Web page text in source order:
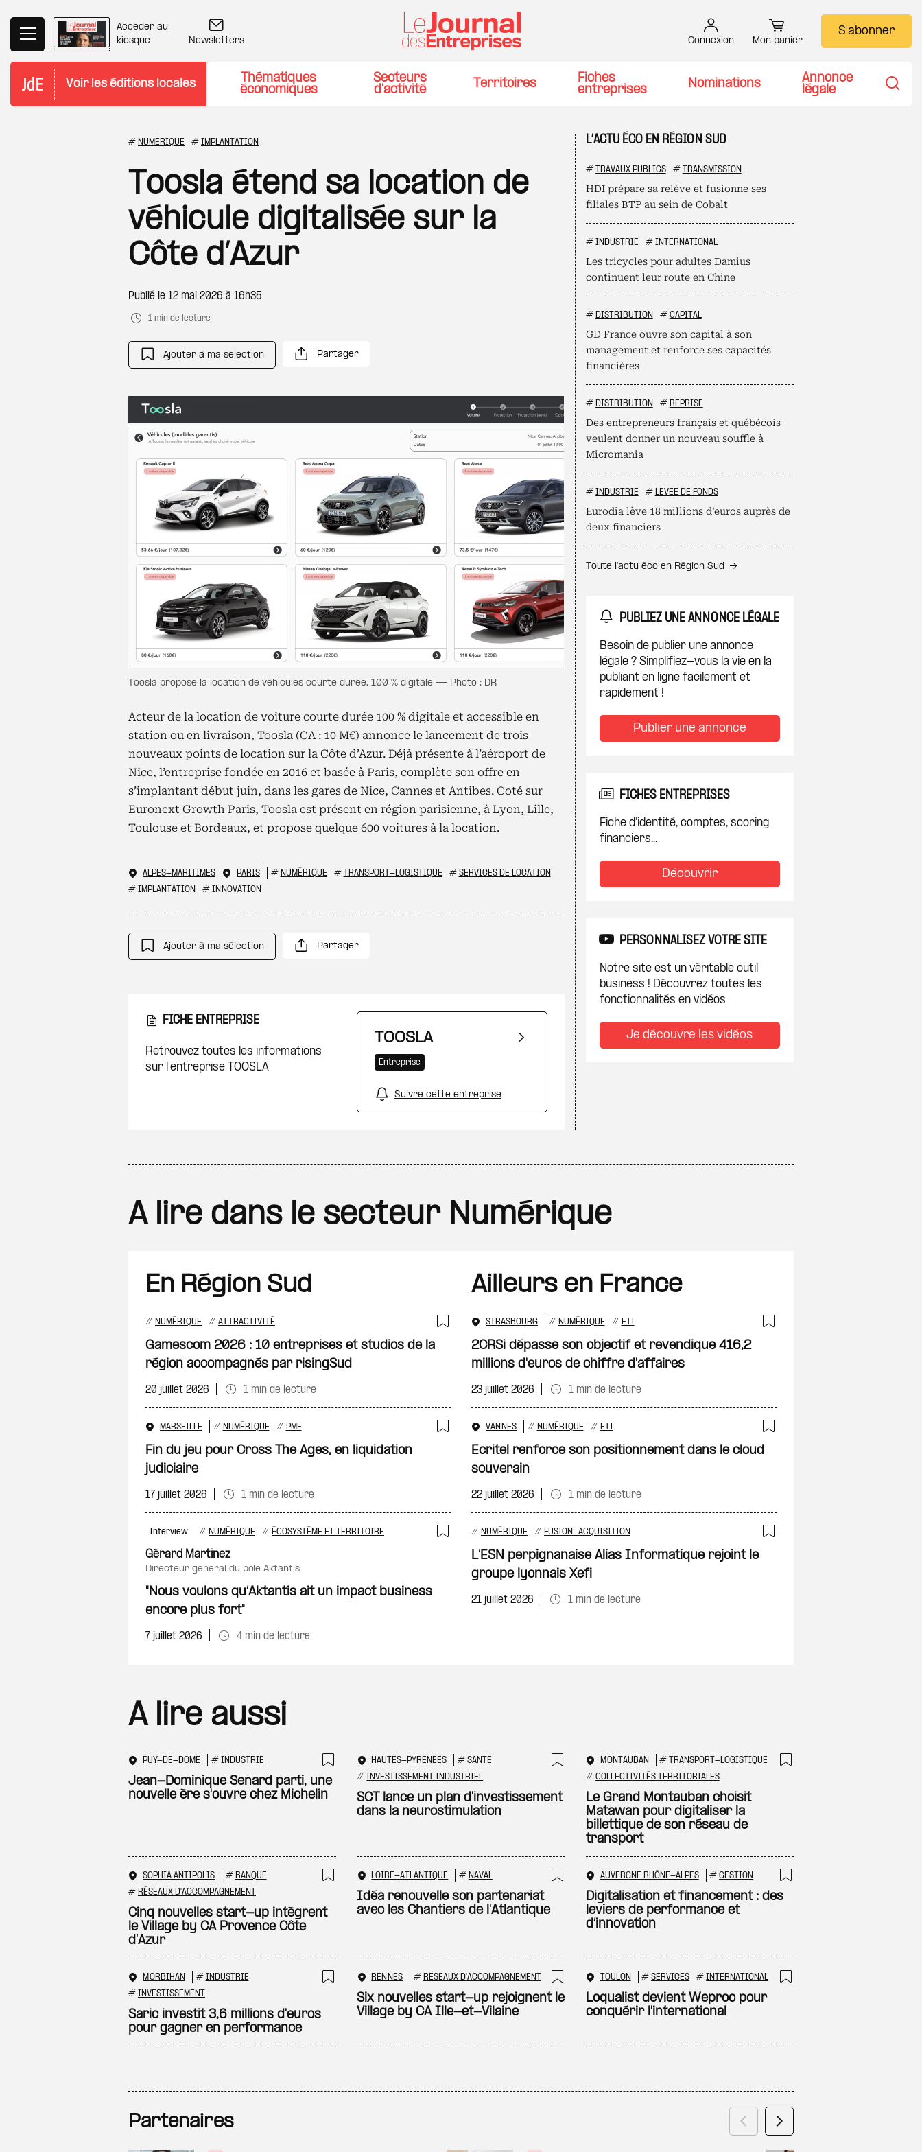
Accéder au
kiosque
Newsletters Connexion Mon panier
S'abonner
Voir les éditions locales
Thématiques
économiques
Secteurs
d'activité
Territoires
Fiches
entreprises
Nominations
Annonce
légale
# NUMÉRIQUE # IMPLANTATION
Toosla étend sa location de
véhicule digitalisée sur la
Côte d’Azur
Publié le 12 mai 2026 à 16h35
1 min de lecture
Ajouter à ma sélection Partager
Toosla propose la location de véhicules courte durée, 100 % digitale — Photo : DR
Acteur de la location de voiture courte durée 100 % digitale et accessible en
station ou en livraison, Toosla (CA : 10 M€) annonce le lancement de trois
nouveaux points de location sur la Côte d’Azur. Déjà présente à l’aéroport de
Nice, l’entreprise fondée en 2016 et basée à Paris, complète son offre en
s’implantant début juin, dans les gares de Nice, Cannes et Antibes. Coté sur
Euronext Growth Paris, Toosla est présent en région parisienne, à Lyon, Lille,
Toulouse et Bordeaux, et propose quelque 600 voitures à la location.
ALPES-MARITIMES PARIS # NUMÉRIQUE # TRANSPORT-LOGISTIQUE # SERVICES DE LOCATION
# IMPLANTATION # INNOVATION
Ajouter à ma sélection Partager
FICHE ENTREPRISE
Retrouvez toutes les informations
sur l’entreprise TOOSLA
TOOSLA
Entreprise
Suivre cette entreprise
L’ACTU ÉCO EN RÉGION SUD
# TRAVAUX PUBLICS # TRANSMISSION
HDI prépare sa relève et fusionne ses
filiales BTP au sein de Cobalt
# INDUSTRIE # INTERNATIONAL
Les tricycles pour adultes Damius
continuent leur route en Chine
# DISTRIBUTION # CAPITAL
GD France ouvre son capital à son
management et renforce ses capacités
financières
# DISTRIBUTION # REPRISE
Des entrepreneurs français et québécois
veulent donner un nouveau souffle à
Micromania
# INDUSTRIE # LEVÉE DE FONDS
Eurodia lève 18 millions d’euros auprès de
deux financiers
Toute l’actu éco en Région Sud
PUBLIEZ UNE ANNONCE LÉGALE
Besoin de publier une annonce
légale ? Simplifiez-vous la vie en la
publiant en ligne facilement et
rapidement !
Publier une annonce
FICHES ENTREPRISES
Fiche d'identité, comptes, scoring
financiers...
Découvrir
PERSONNALISEZ VOTRE SITE
Notre site est un véritable outil
business ! Découvrez toutes les
fonctionnalités en vidéos
Je découvre les vidéos
A lire dans le secteur Numérique
En Région Sud
# NUMÉRIQUE # ATTRACTIVITÉ
Ajouter à ma sélection
Gamescom 2026 : 10 entreprises et studios de la
région accompagnés par risingSud
20 juillet 2026 1 min de lecture
MARSEILLE # NUMÉRIQUE # PME
Ajouter à ma sélection
Fin du jeu pour Cross The Ages, en liquidation
judiciaire
17 juillet 2026 1 min de lecture
Interview # NUMÉRIQUE # ÉCOSYSTÈME ET TERRITOIRE
Ajouter à ma sélection
Gérard Martinez
directeur général du pôle Aktantis
"Nous voulons qu’Aktantis ait un impact business
encore plus fort"
7 juillet 2026 4 min de lecture
Ailleurs en France
STRASBOURG # NUMÉRIQUE # ETI
2CRSi dépasse son objectif et revendique 416,2
millions d'euros de chiffre d'affaires
23 juillet 2026 1 min de lecture
VANNES # NUMÉRIQUE # ETI
Ajouter à ma
Ecritel renforce son positionnement dans le cloud
souverain
22 juillet 2026 1 min de lecture
# NUMÉRIQUE # FUSION-ACQUISITION
L’ESN perpignanaise Alias Informatique rejoint le
groupe lyonnais Xefi
21 juillet 2026 1 min de lecture
A lire aussi
PUY-DE-DÔME # INDUSTRIE
Ajouter à ma sélection
Jean-Dominique Senard parti, une
nouvelle ère s'ouvre chez Michelin
HAUTES-PYRÉNÉES # SANTÉ
#INVESTISSEMENT INDUSTRIEL Ajouter à ma sélection
SCT lance un plan d'investissement
dans la neurostimulation
MONTAUBAN # TRANSPORT-LOGISTIQUE
# COLLECTIVITÉS TERRITORIALES
Le Grand Montauban choisit
Matawan pour digitaliser la
billettique de son réseau de
transport
SOPHIA ANTIPOLIS # BANQUE
# RÉSEAUX D'ACCOMPAGNEMENT Ajouter à ma sélection
Cinq nouvelles start-up intègrent
le Village by CA Provence Côte
d’Azur
LOIRE-ATLANTIQUE # NAVAL
Ajouter à ma sélection
Idéa renouvelle son partenariat
avec les Chantiers de l'Atlantique
AUVERGNE RHÔNE-ALPES #GESTION
Ajouter à ma
Digitalisation et financement : des
leviers de performance et
d’innovation
MORBIHAN # INDUSTRIE
# INVESTISSEMENT Ajouter à ma sélection
Saric investit 3,6 millions d'euros
pour gagner en performance
RENNES # RÉSEAUX D'ACCOMPAGNEMENT
Ajouter à ma sélection
Six nouvelles start-up rejoignent le
Village by CA Ille-et-Vilaine
TOULON #SERVICES #INTERNATIONAL
Loqualist devient Weproc pour
conquérir l'international
Partenaires